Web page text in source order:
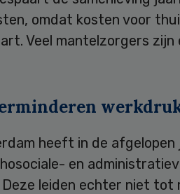
omdat kosten voor
Veel mantelzorgers
heeft in de
en
leiden echter niet tot